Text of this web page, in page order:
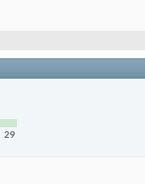
29